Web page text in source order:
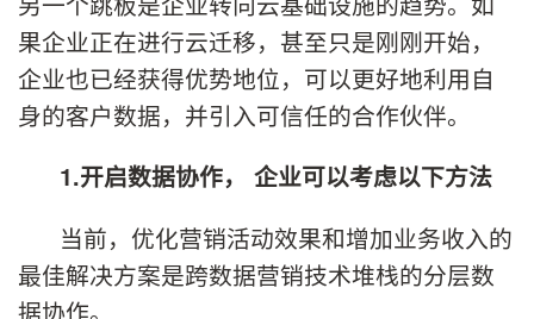
果企业正在进行云迁移，甚至只是刚刚开始，
企业也已经获得优势地位，可以更好地利用自
身的客户数据，并引入可信任的合作伙伴。
1.开启数据协作， 企业可以考虑以下方法
当前，优化营销活动效果和增加业务收入的
最佳解决方案是跨数据营销技术堆栈的分层数
据协作。